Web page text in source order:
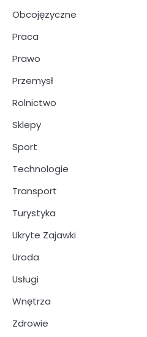
Obcojęzyczne
Praca
Prawo
Przemysł
Rolnictwo
Sklepy
Sport
Technologie
Transport
Turystyka
Ukryte Zajawki
Uroda
Usługi
Wnętrza
Zdrowie